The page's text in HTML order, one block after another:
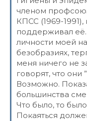
членом
КПСС (1969-
поддерживал
личности моей
безобразиях,
меня ничего не
говорят, что
Возможно.
большинства
Что было, то
Покаяться